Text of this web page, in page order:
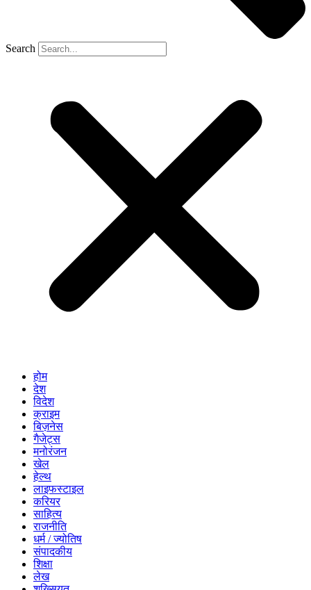
Search
होम
देश
विदेश
क्राइम
बिज़नेस
गैजेट्स
मनोरंजन
खेल
हेल्थ
लाइफस्टाइल
करियर
साहित्य
राजनीति
धर्म / ज्योतिष
संपादकीय
शिक्षा
लेख